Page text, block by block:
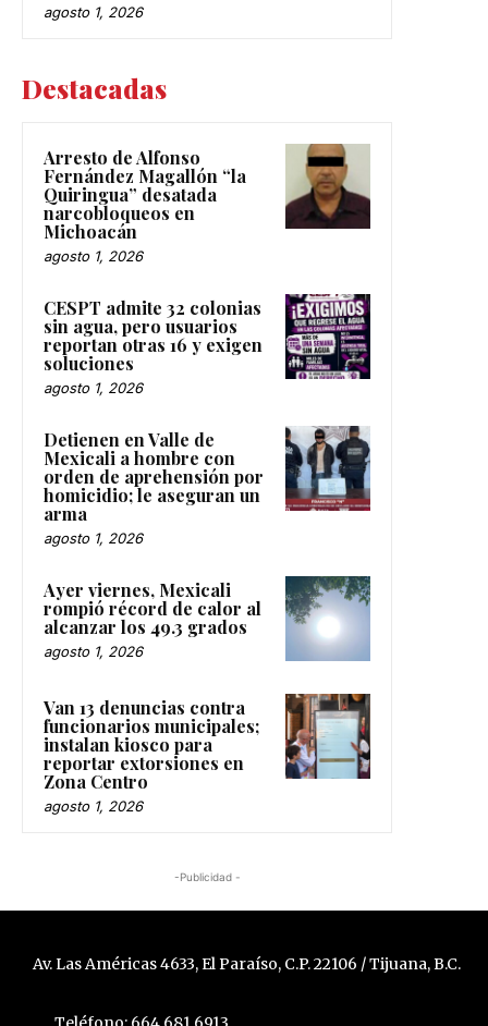
agosto 1, 2026
Destacadas
Arresto de Alfonso
Fernández Magallón “la
Quiringua” desatada
narcobloqueos en
Michoacán
agosto 1, 2026
CESPT admite 32 colonias
sin agua, pero usuarios
reportan otras 16 y exigen
soluciones
agosto 1, 2026
Detienen en Valle de
Mexicali a hombre con
orden de aprehensión por
homicidio; le aseguran un
arma
agosto 1, 2026
Ayer viernes, Mexicali
rompió récord de calor al
alcanzar los 49.3 grados
agosto 1, 2026
Van 13 denuncias contra
funcionarios municipales;
instalan kiosco para
reportar extorsiones en
Zona Centro
agosto 1, 2026
-Publicidad -
Av. Las Américas 4633, El Paraíso, C.P. 22106 / Tijuana, B.C.